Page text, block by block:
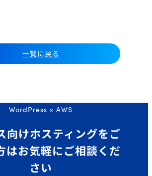
一覧に戻る
WordPress × AWS
向けホスティングをご
はお気軽にご相談くだ
さい